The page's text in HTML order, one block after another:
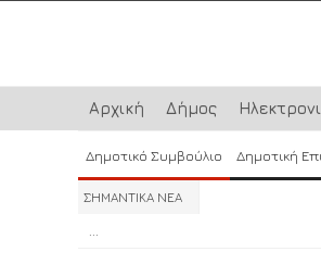
Αρχική Δήμος
Δημοτικό Συμβούλιο Δημοτική
ΣΗΜΑΝΤΙΚΑ ΝΕΑ
...